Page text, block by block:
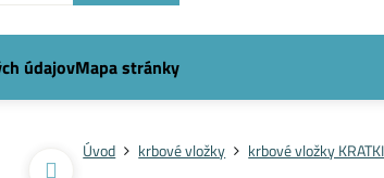
údajovMapa stránky
Úvod krbové vložky krbové vložky KRATKI